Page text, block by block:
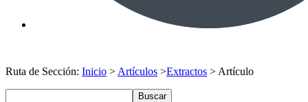
Ruta de Sección: Inicio > Artículos >Extractos > Artículo
Buscar